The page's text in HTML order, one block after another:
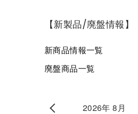
【新製品/廃盤情報】
新商品情報一覧
廃盤商品一覧
2026年 8月